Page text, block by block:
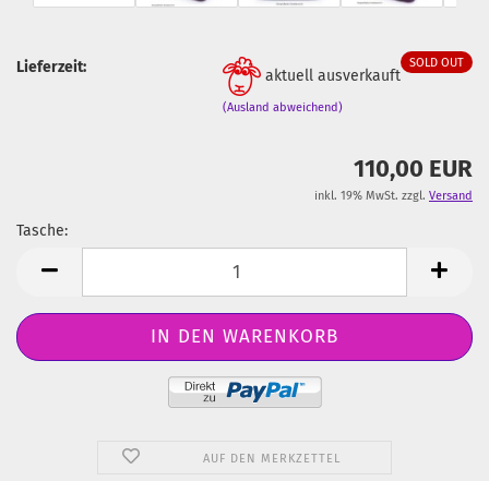
SOLD OUT
Lieferzeit: aktuell ausverkauft
(Ausland abweichend)
110,00 EUR
inkl. 19% MwSt. zzgl. Versand
Tasche:
AUF DEN MERKZETTEL